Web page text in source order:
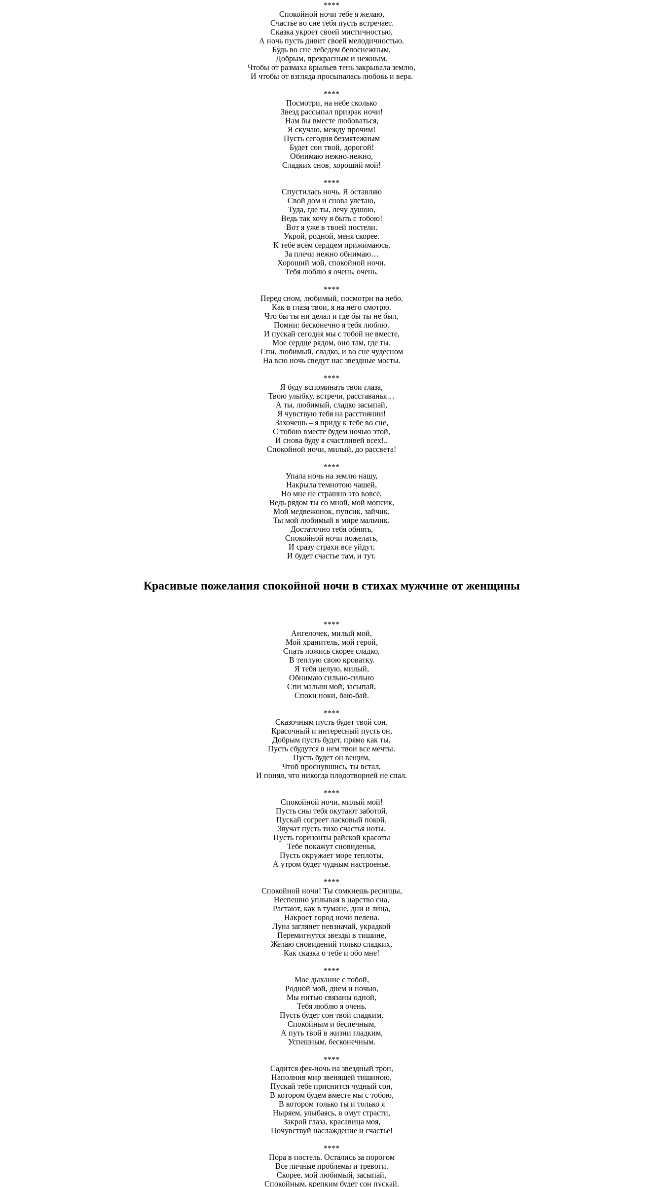
****
Спокойной ночи тебе я желаю,
Счастье во сне тебя пусть встречает.
Сказка укроет своей мистичностью,
А ночь пусть дивит своей мелодичностью.
Будь во сне лебедем белоснежным,
Добрым, прекрасным и нежным.
Чтобы от размаха крыльев тень закрывала землю,
И чтобы от взгляда просыпалась любовь и вера.
****
Посмотри, на небе сколько
Звезд рассыпал призрак ночи!
Нам бы вместе любоваться,
Я скучаю, между прочим!
Пусть сегодня безмятежным
Будет сон твой, дорогой!
Обнимаю нежно-нежно,
Сладких снов, хороший мой!
****
Спустилась ночь. Я оставляю
Свой дом и снова улетаю,
Туда, где ты, лечу душою,
Ведь так хочу я быть с тобою!
Вот я уже в твоей постели.
Укрой, родной, меня скорее.
К тебе всем сердцем прижимаюсь,
За плечи нежно обнимаю…
Хороший мой, спокойной ночи,
Тебя люблю я очень, очень.
****
Перед сном, любимый, посмотри на небо.
Как в глаза твои, я на него смотрю.
Что бы ты ни делал и где бы ты не был,
Помни: бесконечно я тебя люблю.
И пускай сегодня мы с тобой не вместе,
Мое сердце рядом, оно там, где ты.
Спи, любимый, сладко, и во сне чудесном
На всю ночь сведут нас звездные мосты.
****
Я буду вспоминать твои глаза,
Твою улыбку, встречи, расставанья…
А ты, любимый, сладко засыпай,
Я чувствую тебя на расстоянии!
Захочешь – я приду к тебе во сне,
С тобою вместе будем ночью этой,
И снова буду я счастливей всех!..
Спокойной ночи, милый, до рассвета!
****
Упала ночь на землю нашу,
Накрыла темнотою чашей,
Но мне не страшно это вовсе,
Ведь рядом ты со мной, мой мопсик,
Мой медвежонок, пупсик, зайчик,
Ты мой любимый в мире мальчик.
Достаточно тебя обнять,
Спокойной ночи пожелать,
И сразу страхи все уйдут,
И будет счастье там, и тут.
Красивые пожелания спокойной ночи в стихах мужчине от женщины
****
Ангелочек, милый мой,
Мой хранитель, мой герой,
Спать ложись скорее сладко,
В теплую свою кроватку.
Я тебя целую, милый,
Обнимаю сильно-сильно
Спи малыш мой, засыпай,
Споки ноки, баю-бай.
****
Сказочным пусть будет твой сон.
Красочный и интересный пусть он,
Добрым пусть будет, прямо как ты,
Пусть сбудутся в нем твои все мечты.
Пусть будет он вещим,
Чтоб проснувшись, ты встал,
И понял, что никогда плодотворней не спал.
****
Спокойной ночи, милый мой!
Пусть сны тебя окутают заботой,
Пускай согреет ласковый покой,
Звучат пусть тихо счастья ноты.
Пусть горизонты райской красоты
Тебе покажут сновиденья,
Пусть окружает море теплоты,
А утром будет чудным настроенье.
****
Спокойной ночи! Ты сомкнешь ресницы,
Неспешно уплывая в царство сна,
Растают, как в тумане, дни и лица,
Накроет город ночи пелена.
Луна заглянет невзначай, украдкой
Перемигнутся звезды в тишине,
Желаю сновидений только сладких,
Как сказка о тебе и обо мне!
****
Мое дыхание с тобой,
Родной мой, днем и ночью,
Мы нитью связаны одной,
Тебя люблю я очень.
Пусть будет сон твой сладким,
Спокойным и беспечным,
А путь твой в жизни гладким,
Успешным, бесконечным.
****
Садится фея-ночь на звездный трон,
Наполнив мир звенящей тишиною,
Пускай тебе приснится чудный сон,
В котором будем вместе мы с тобою,
В котором только ты и только я
Ныряем, улыбаясь, в омут страсти,
Закрой глаза, красавица моя,
Почувствуй наслаждение и счастье!
****
Пора в постель. Остались за порогом
Все личные проблемы и тревоги.
Скорее, мой любимый, засыпай,
Спокойным, крепким будет сон пускай.